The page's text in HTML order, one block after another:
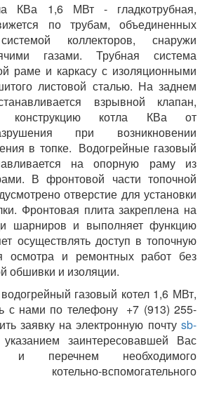
КВа 1,6 МВт - гладкотрубная,
по трубам, объединенных
коллекторов, снаружи
газами. Трубная система
раме и каркасу с изоляционными
листовой сталью. На заднем
взрывной клапан,
конструкцию котла КВа от
при возникновении
в топке. Водогрейные газовый
на опорную раму из
В фронтовой части топочной
отверстие для установки
Фронтовая плита закреплена на
шарниров и выполняет функцию
осуществлять доступ в топочную
осмотра и ремонтных работ без
обшивки и изоляции.
газовый котел 1,6 МВт,
с нами по телефону +7 (913) 255-
заявку на электронную почту sb-
заинтересовавшей Вас
и перечнем необходимого
котельно-вспомогательного